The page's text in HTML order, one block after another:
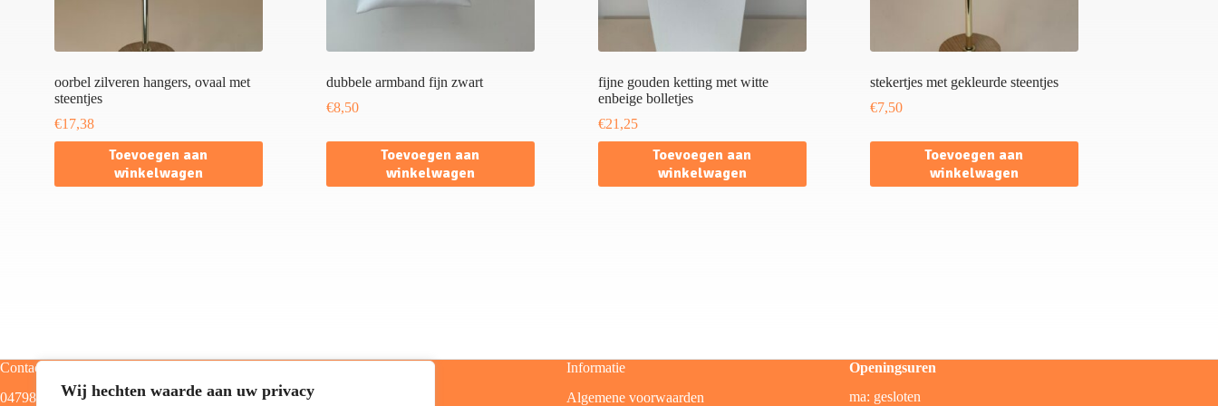
Wij hechten waarde aan uw privacy
oorbel zilveren hangers, ovaal met
steentjes
€17,38
Toevoegen aan
winkelwagen
dubbele armband fijn zwart
€8,50
Toevoegen aan
winkelwagen
fijne gouden ketting met witte
enbeige bolletjes
€21,25
Toevoegen aan
winkelwagen
stekertjes met gekleurde steentjes
€7,50
Toevoegen aan
winkelwagen
Contact
0479805129
Home
Informatie
Algemene voorwaarden
Openingsuren
ma: gesloten